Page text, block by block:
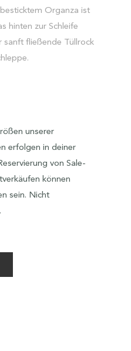
Organza ist
hinten zur Schleife
sanft fließende Tüllrock
unserer
erfolgen in deiner
von Sale-
können
sein. Nicht